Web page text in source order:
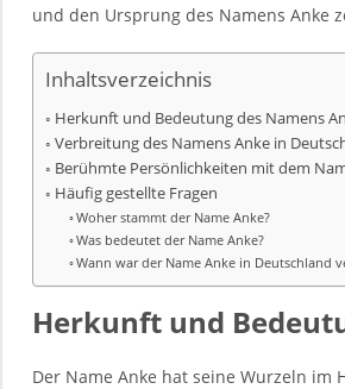
und den Ursprung des Namens Anke
Inhaltsverzeichnis
Herkunft und Bedeutung des Namens
Verbreitung des Namens Anke in
Berühmte Persönlichkeiten mit dem
Häufig gestellte Fragen
Woher stammt der Name Anke?
Was bedeutet der Name Anke?
Wann war der Name Anke in Deutschland
Herkunft und
Der Name Anke hat seine Wurzeln